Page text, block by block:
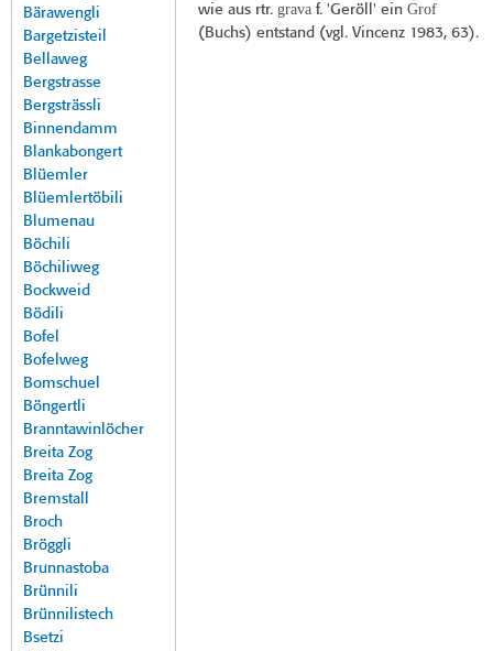
Bärawengli
Bargetzisteil
Bellaweg
Bergstrasse
Bergsträssli
Binnendamm
Blankabongert
Blüemler
Blüemlertöbili
Blumenau
Böchili
Böchiliweg
Bockweid
Bödili
Bofel
Bofelweg
Bomschuel
Böngertli
Branntawinlöcher
Breita Zog
Breita Zog
Bremstall
Broch
Bröggli
Brunnastoba
Brünnili
Brünnilistech
Bsetzi
wie aus rtr. gravaf. 'Geröll' ein Grof
(Buchs) entstand (vgl. Vincenz 1983, 63).